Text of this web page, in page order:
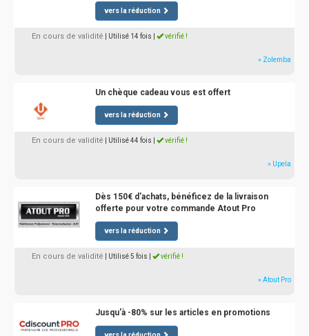
vers la réduction
En cours de validité | Utilisé 14 fois vérifié !
» Zolemba
Un chèque cadeau vous est offert
vers la réduction
En cours de validité | Utilisé 44 fois vérifié !
» Upela
Dès 150€ d'achats, bénéficez de la livraison
offerte pour votre commande Atout Pro
vers la réduction
En cours de validité | Utilisé 5 fois vérifié !
» Atout Pro
Jusqu'à -80% sur les articles en promotions